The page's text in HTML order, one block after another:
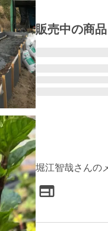
販売中の商品
堀江智哉さんの